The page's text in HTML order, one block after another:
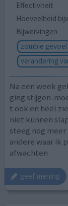
Effectiviteit
Hoeveelheid
Bijwerkingen
zombie gevoel
verandering
Na een week
ging stijgen
t ook en heel
niet kunnen
steeg nog
andere waar ik
afwachten
geef mening